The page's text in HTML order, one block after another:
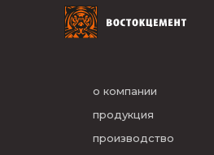
о компании
продукция
производство